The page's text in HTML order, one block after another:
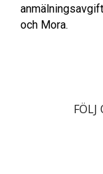
och Mora.
FÖLJ